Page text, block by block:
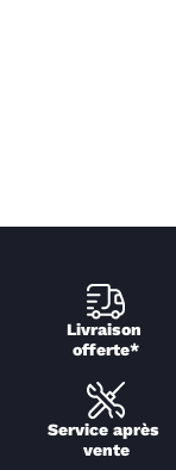
Livraison
offerte*
Service après
vente